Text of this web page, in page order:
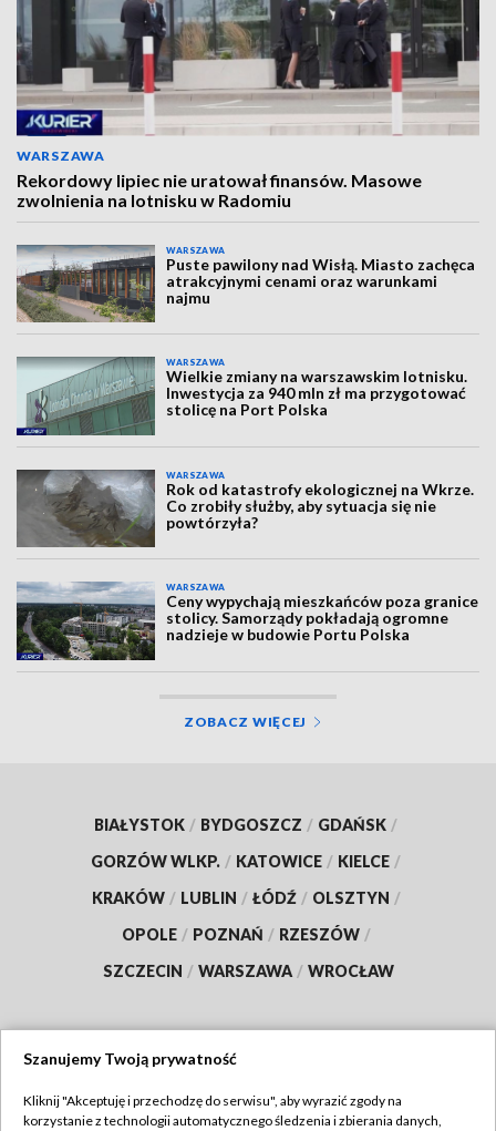
WARSZAWA
Rekordowy lipiec nie uratował finansów. Masowe
zwolnienia na lotnisku w Radomiu
WARSZAWA
Puste pawilony nad Wisłą. Miasto zachęca
atrakcyjnymi cenami oraz warunkami
najmu
WARSZAWA
Wielkie zmiany na warszawskim lotnisku.
Inwestycja za 940 mln zł ma przygotować
stolicę na Port Polska
WARSZAWA
Rok od katastrofy ekologicznej na Wkrze.
Co zrobiły służby, aby sytuacja się nie
powtórzyła?
WARSZAWA
Ceny wypychają mieszkańców poza granice
stolicy. Samorządy pokładają ogromne
nadzieje w budowie Portu Polska
ZOBACZ WIĘCEJ
BIAŁYSTOK / BYDGOSZCZ / GDAŃSK /
GORZÓW WLKP. / KATOWICE / KIELCE /
KRAKÓW / LUBLIN / ŁÓDŹ / OLSZTYN /
OPOLE / POZNAŃ / RZESZÓW /
SZCZECIN / WARSZAWA / WROCŁAW
TVP
Szanujemy Twoją prywatność
Kliknij "Akceptuję i przechodzę do serwisu", aby wyrazić zgody na
korzystanie z technologii automatycznego śledzenia i zbierania danych,